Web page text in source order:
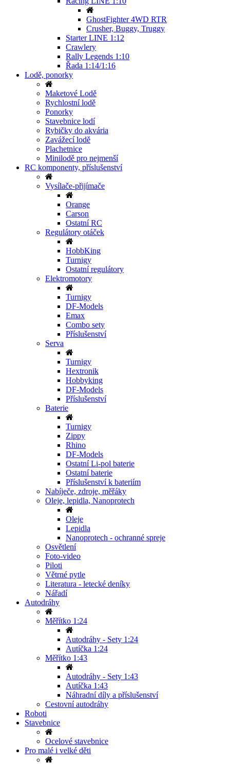
GhostFighter 4WD RTR
Crusher, Buggy, Truggy
Starter LINE 1:12
Crawlery
Rally Legends 1:10
Řada 1:14/1:16
Lodě, ponorky
Maketové Lodě
Rychlostní lodě
Ponorky
Stavebnice lodí
Rybičky do akvária
Zavážecí lodě
Plachetnice
Minilodě pro nejmenší
RC komponenty, příslušenství
Vysílače-přijímače
Orange
Carson
Ostatní RC
Regulátory otáček
HobbKing
Turnigy
Ostatní regulátory
Elektromotory
Turnigy
DF-Models
Emax
Combo sety
Příslušenství
Serva
Turnigy
Hextronik
Hobbyking
DF-Models
Příslušenství
Baterie
Turnigy
Zippy
Rhino
DF-Models
Ostatní Li-pol baterie
Ostatní baterie
Příslušenství k bateriím
Nabíječe, zdroje, měřáky
Oleje, lepidla, Nanoprotech
Oleje
Lepidla
Nanoprotech - ochranné spreje
Osvětlení
Foto-video
Piloti
Větrné pytle
Literatura - letecké deníky
Nářadí
Autodráhy
Měřítko 1:24
Autodráhy - Sety 1:24
Autíčka 1:24
Měřítko 1:43
Autodráhy - Sety 1:43
Autíčka 1:43
Náhradní díly a příslušenství
Cestovní autodráhy
Roboti
Stavebnice
Ocelové stavebnice
Pro malé i velké děti